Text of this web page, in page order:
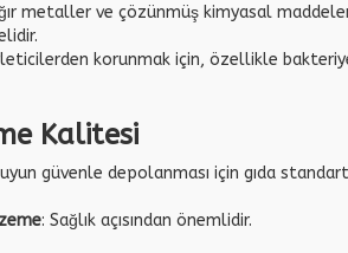
metaller ve çözünmüş kimyasal
korunmak için, özellikle
Kalitesi
güvenle depolanması için gıda
: Sağlık açısından önemlidir.